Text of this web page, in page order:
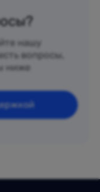
нашу
вопросы,
ниже